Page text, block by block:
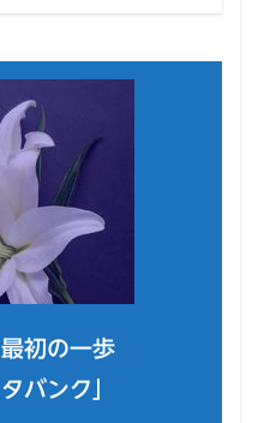
初の一歩
バンク」